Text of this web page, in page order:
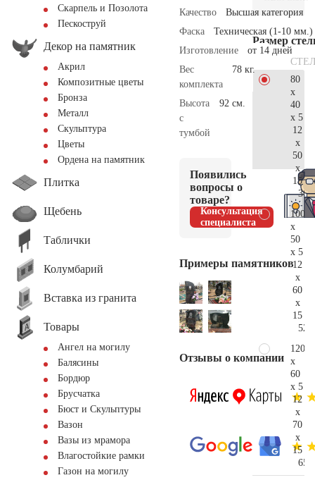
Скарпель и Позолота
Пескоструй
Декор на памятник
Акрил
Композитные цветы
Бронза
Металл
Скульптура
Цветы
Ордена на памятник
Плитка
Щебень
Таблички
Колумбарий
Вставка из гранита
Товары
Ангел на могилу
Балясины
Бордюр
Брусчатка
Бюст и Скульптуры
Вазон
Вазы из мрамора
Влагостойкие рамки
Газон на могилу
Качество
Высшая категория
Фаска
Техническая (1-10 мм.)
Изготовление
от 14 дней
Вес
комплекта
78 кг.
Высота
с
тумбой
92 см.
Появились
вопросы о
товаре?
Консультация
специалиста
Примеры памятников
Отзывы о компании
Размер
80
x
40
x 5
12
x
50
x
15
100
x
50
x 5
12
x
60
x
15
120
x
60
x 5
12
x
70
x
15